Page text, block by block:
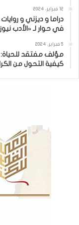
12 فبراير، 2024
دراما و ديزني و
في حوار لـ «الأدب
5 فبراير، 2024
مؤلف مفتقد للحياة:
كيفية التحول من